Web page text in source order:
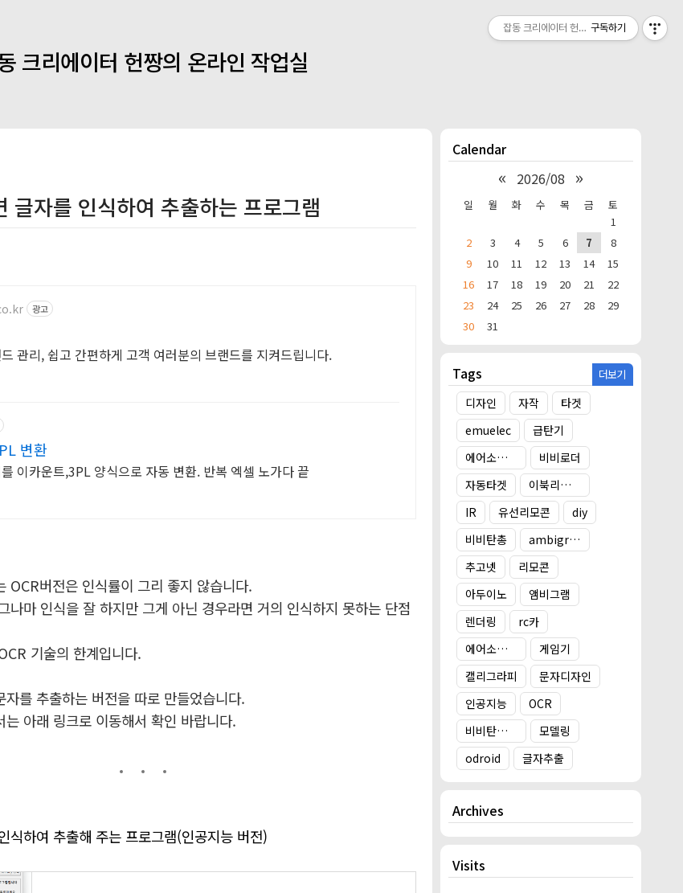
크리에이터 헌짱의 온라인 작업실
Calendar
« 2026/08 »
일 월 화 수 목 금
토
1
2
3 4 5 6 7
8
9
10 11 12 13 14
15
16
17 18 19 20 21
22
23
24 25 26 27 28
29
30
31
Tags 더보기
디자인 자작
타겟
emuelec
급탄기
에어소프트건
비비로더
자동타겟
이북리더기 거치대
IR
유선리모콘
diy
비비탄총
ambigram
추고넷
리모콘
아두이노
앰비그램
렌더링
rc카
에어소프트건 타겟
게임기
캘리그라피
문자디자인
인공지능
OCR
비비탄총 타겟
모델링
odroid
글자추출
Archives
Visits
글자를 인식하여 추출하는 프로그램
광고
관리, 쉽고 간편하게 고객 여러분의 브랜드를 지켜드립니다.
변환
이카운트,3PL 양식으로 자동 변환. 반복 엑셀 노가다 끝
OCR버전은 인식률이 그리 좋지 않습니다.
나마 인식을 잘 하지만 그게 아닌 경우라면 거의 인식하지 못하는 단점
기술의 한계입니다.
자를 추출하는 버전을 따로 만들었습니다.
는 아래 링크로 이동해서 확인 바랍니다.
식하여 추출해 주는 프로그램(인공지능 버전)
잡동 크리에이터 헌짱의 온라인 작업실
구독하기